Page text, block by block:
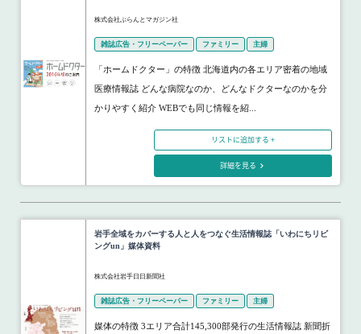
株式会社ぶらんとマガジン社
雑誌広告・フリーペーパー ファミリー 主婦
「ホームドクター」の特徴 北海道内の各エリア密着の地域
医療情報誌 どんな病院なのか、どんなドクターなのかを分
かりやすく紹介 WEBでも同じ情報を紹...
リストに追加する +
詳細を見る
岩手全域をカバーする人と人をつなぐ生活情報誌「いわにちリビ
ングun」媒体資料
株式会社岩手日日新聞社
雑誌広告・フリーペーパー ファミリー 主婦
媒体の特徴 3エリア合計145,300部発行の生活情報誌 新聞折